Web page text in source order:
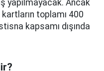
yapılmayacak. Ancak
toplamı 400
kapsamı dışında